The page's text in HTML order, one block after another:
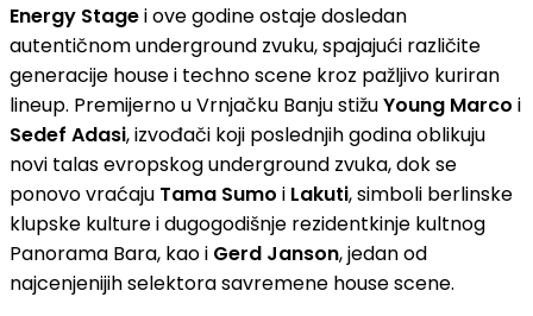
Energy Stagei ove godine ostaje dosledan
autentičnom underground zvuku, spajajući različite
generacije house i techno scene kroz pažljivo kuriran
lineup. Premijerno u Vrnjačku Banju stižuYoung Marco i
Sedef Adasi, izvođači koji poslednjih godina oblikuju
novi talas evropskog underground zvuka, dok se
ponovo vraćaju Tama Sumo i Lakuti, simboli berlinske
klupske kulture i dugogodišnje rezidentkinje kultnog
Panorama Bara, kao i Gerd Janson, jedan od
najcenjenijih selektora savremene house scene.